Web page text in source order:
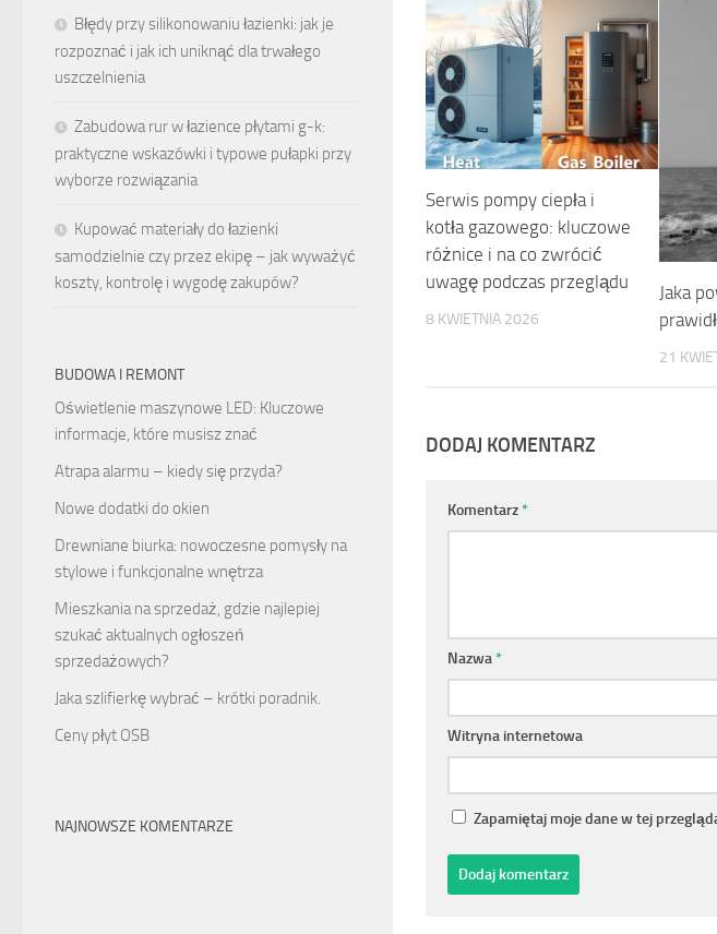
Serwis pompy ciepła i
kotła gazowego: kluczowe
różnice i na co zwrócić
uwagę podczas przeglądu
8 KWIETNIA 2026
Jaka
21
DODAJ KOMENTARZ
Komentarz*
Nazwa*
Witryna internetowa
Zapamiętaj moje dane w tej
Błędy przy silikonowaniu łazienki: jak je
rozpoznać i jak ich uniknąć dla trwałego
uszczelnienia
Zabudowa rur w łazience płytami g-k:
praktyczne wskazówki i typowe pułapki przy
wyborze rozwiązania
Kupować materiały do łazienki
samodzielnie czy przez ekipę – jak wyważyć
koszty, kontrolę i wygodę zakupów?
BUDOWA I REMONT
Oświetlenie maszynowe LED: Kluczowe
informacje, które musisz znać
Atrapa alarmu – kiedy się przyda?
Nowe dodatki do okien
Drewniane biurka: nowoczesne pomysły na
stylowe i funkcjonalne wnętrza
Mieszkania na sprzedaż, gdzie najlepiej
szukać aktualnych ogłoszeń
sprzedażowych?
Jaka szlifierkę wybrać – krótki poradnik.
Ceny płyt OSB
NAJNOWSZE KOMENTARZE